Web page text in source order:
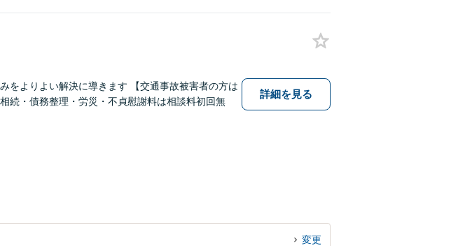
をよりよい解決に導きます 【交通事故被害者の方は
続・債務整理・労災・不貞慰謝料は相談料初回無
詳細を見る
変更